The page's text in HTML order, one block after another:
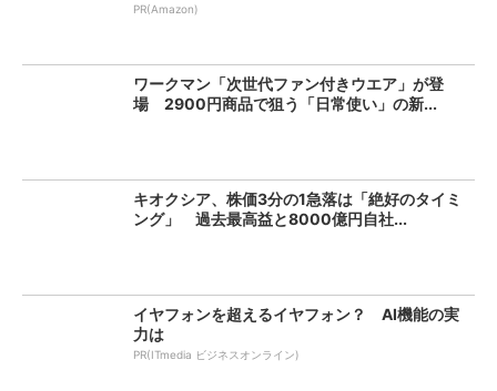
PR(Amazon)
ワークマン「次世代ファン付きウエア」が登
場 2900円商品で狙う「日常使い」の新...
キオクシア、株価3分の1急落は「絶好のタイミ
ング」 過去最高益と8000億円自社...
イヤフォンを超えるイヤフォン？ AI機能の実
力は
PR(ITmedia ビジネスオンライン)